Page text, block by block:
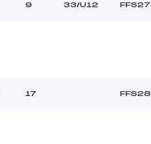
9 33/U12
17